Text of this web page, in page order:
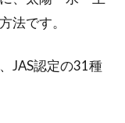
をギフトに贈ろ
大切な方へのギフトに
法です。
JAS認定の31種